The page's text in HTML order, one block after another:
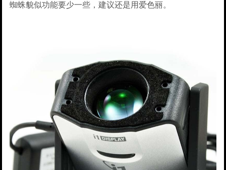
蜘蛛貌似功能要少一些，建议还是用爱色丽。